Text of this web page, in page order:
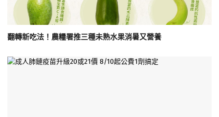
翻轉新吃法！農糧署推三種未熟水果消暑又營養